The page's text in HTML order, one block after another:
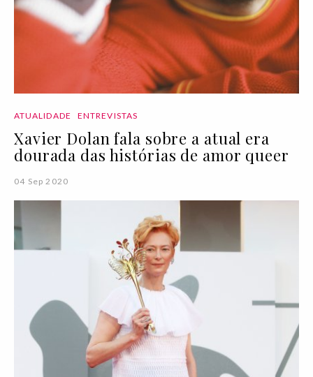
ATUALIDADE ENTREVISTAS
Xavier Dolan fala sobre a atual era
dourada das histórias de amor queer
04 Sep 2020